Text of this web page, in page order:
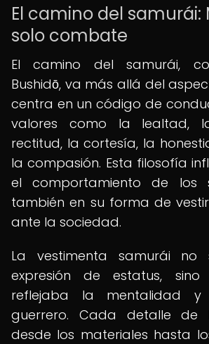
El camino del samurái:
solo combate
El camino del samurái,
Bushidō, va más allá del
centra en un código de
valores como la lealtad,
rectitud, la cortesía, la
la compasión. Esta filosofía
el comportamiento de los
también en su forma de
ante la sociedad.
La vestimenta samurái
expresión de estatus,
reflejaba la mentalidad
guerrero. Cada detalle de
desde los materiales hasta